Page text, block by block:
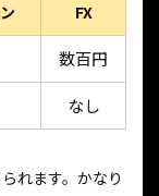
FX
数百円
なし
れます。かなり